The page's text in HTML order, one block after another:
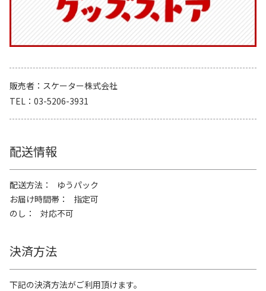
販売者
スケーター株式会社
TEL
03-5206-3931
配送情報
配送方法
ゆうパック
お届け時間帯
指定可
のし
対応不可
決済方法
下記の決済方法がご利用頂けます。